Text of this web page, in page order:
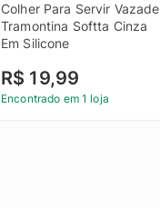
Colher Para Servir Vazade
Tramontina Softta Cinza
Em Silicone
R$ 19,99
Encontrado em 1 loja